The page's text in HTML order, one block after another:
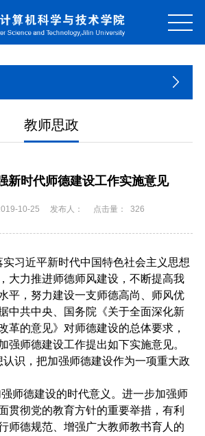
教师思政
新时代师德建设工作实施意见
10-25 发布人： 点击量： 326
实习近平新时代中国特色社会主义思想
大力推进师德师风建设，不断提高我
平，努力建设一支师德高尚、师风优
中共中央、国务院《关于全面深化新
革的意见》对师德建设的总体要求，
强师德建设工作提出如下实施意见。
识，把加强师德建设作为一项重大政
师德建设的时代意义。进一步加强师
贯彻党的教育方针的重要举措，有利
师德规范、增强广大教师教书育人的